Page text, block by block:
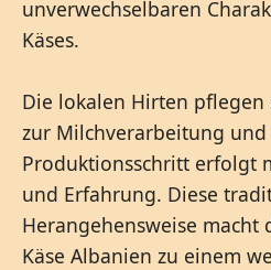
unverwechselbaren
Käses.
Die lokalen Hirten pflegen
zur Milchverarbeitung und
Produktionsschritt erfolgt
und Erfahrung. Diese
Herangehensweise
Käse Albanien zu einem